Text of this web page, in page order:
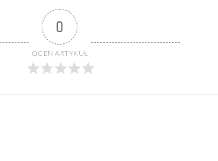
0
OCEŃ ARTYKUŁ